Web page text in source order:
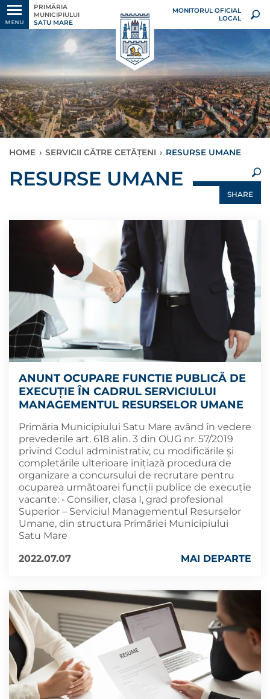
MENU
PRIMĂRIA
MUNICIPIULUI
SATU MARE
MONITORUL OFICIAL
LOCAL
HOME › SERVICII CĂTRE CETĂȚENI › RESURSE UMANE
×
RESURSE UMANE
SHARE
ANUNT OCUPARE FUNCTIE PUBLICĂ DE
EXECUȚIE ÎN CADRUL SERVICIULUI
MANAGEMENTUL RESURSELOR UMANE
Primăria Municipiului Satu Mare având în vedere
prevederile art. 618 alin. 3 din OUG nr. 57/2019
privind Codul administrativ, cu modificările și
completările ulterioare inițiază procedura de
organizare a concursului de recrutare pentru
ocuparea următoarei funcții publice de execuție
vacante: • Consilier, clasa I, grad profesional
Superior – Serviciul Managementul Resurselor
Umane, din structura Primăriei Municipiului
Satu Mare
2022.07.07
MAI DEPARTE